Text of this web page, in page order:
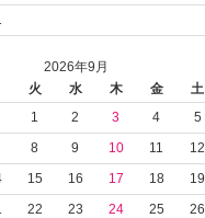
2026年9月
火 水 木 金
土
1
2 3 4
5
8 9 10 11
12
15 16 17 18
19
22 23 24 25
26